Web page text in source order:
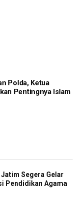
Polda, Ketua
Pentingnya Islam
Jatim Segera Gelar
Pendidikan Agama